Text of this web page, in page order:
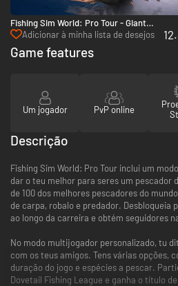
Fishing Sim World: Pro Tour - Giant
Carp Pack - PC (Steam)
Adicionar à minha lista de desejos
Game features
Um jogador PvP online
Descrição
Fishing Sim World: Pro Tour inclui um
dar o teu melhor para seres um pescador
de 100 dos melhores pescadores do
de carpa, robalo e predador. Desbloqueia
ao longo da carreira e obtém seguidores
No modo multijogador personalizado, tu
com os teus amigos. Tens várias opções,
duração do jogo e espécies a pescar.
Dovetail Fishing League e ganha o título